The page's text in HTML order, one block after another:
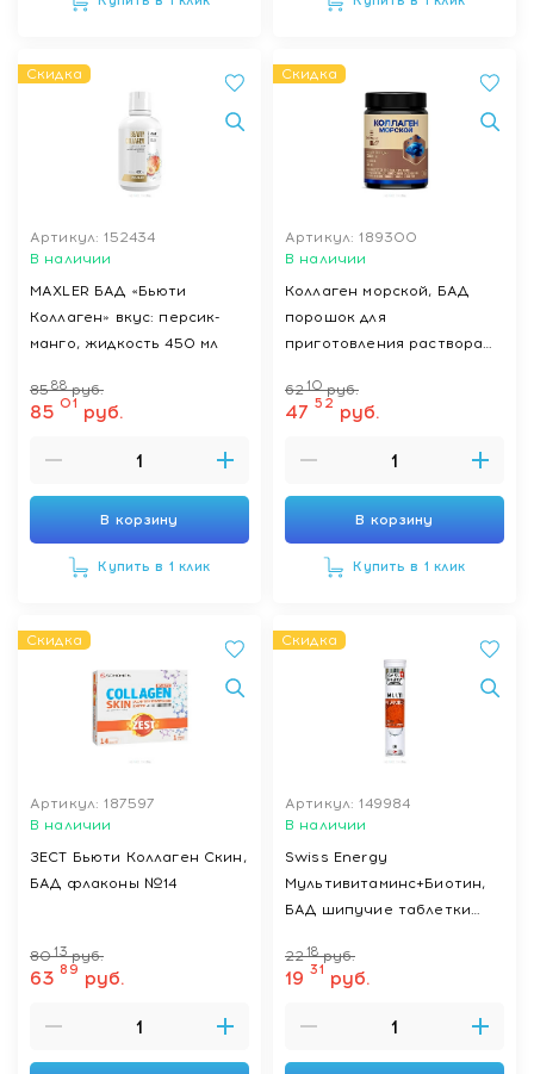
Скидка
Артикул: 152434
В наличии
MAXLER БАД «Бьюти
Коллаген» вкус: персик-
манго, жидкость 450 мл
8588 руб.
85 01 руб.
В корзину
Купить в 1 клик
Скидка
Артикул: 189300
В наличии
Коллаген морской, БАД
порошок для
приготовления раствора
6210 руб.
47 52 руб.
В корзину
Купить в 1 клик
Скидка
Артикул: 187597
В наличии
ЗЕСТ Бьюти Коллаген Скин,
БАД флаконы №14
8013 руб.
63 89 руб.
Скидка
Артикул: 149984
В наличии
Swiss Energy
Мультивитаминс+Биотин,
БАД шипучие таблетки
2218 руб.
19 31 руб.